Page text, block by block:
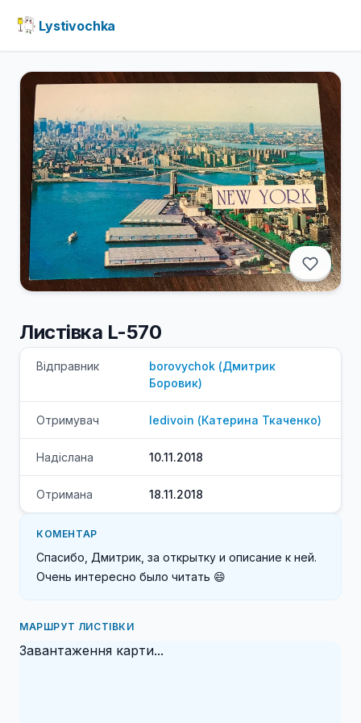
Lystivochka
Листівка L-570
Відправник borovychok (Дмитрик
Боровик)
Отримувач ledivoin (Катерина Ткаченко)
Надіслана 10.11.2018
Отримана 18.11.2018
КОМЕНТАР
Спасибо, Дмитрик, за открытку и описание к ней.
Очень интересно было читать 😄
МАРШРУТ ЛИСТІВКИ
Завантаження карти...